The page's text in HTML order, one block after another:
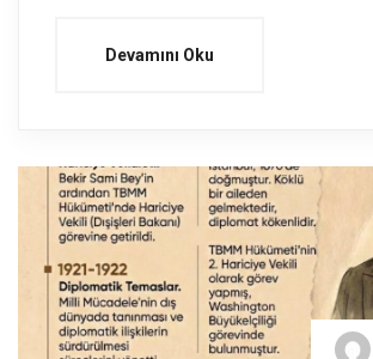
Devamını Oku